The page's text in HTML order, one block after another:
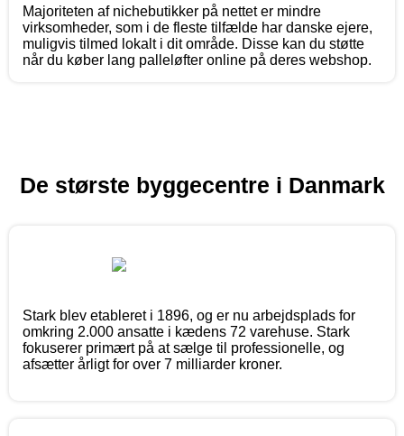
Majoriteten af nichebutikker på nettet er mindre
virksomheder, som i de fleste tilfælde har danske ejere,
muligvis tilmed lokalt i dit område. Disse kan du støtte
når du køber lang palleløfter online på deres webshop.
De største byggecentre i Danmark
Stark blev etableret i 1896, og er nu arbejdsplads for
omkring 2.000 ansatte i kædens 72 varehuse. Stark
fokuserer primært på at sælge til professionelle, og
afsætter årligt for over 7 milliarder kroner.